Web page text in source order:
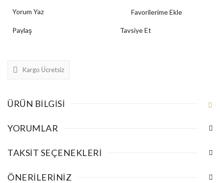
Yorum Yaz
Paylaş Tavsiye Et
Kargo Ücretsiz
ÜRÜN BILGISI
YORUMLAR
TAKSIT SEÇENEKLERI
ÖNERILERINIZ